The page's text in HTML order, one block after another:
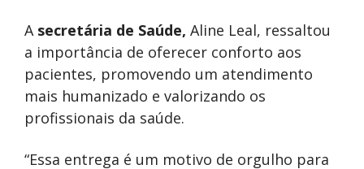
A secretária de Saúde, Aline Leal, ressaltou
a importância de oferecer conforto aos
pacientes, promovendo um atendimento
mais humanizado e valorizando os
profissionais da saúde.
“Essa entrega é um motivo de orgulho para